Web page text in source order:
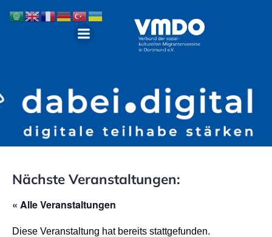
Nächste Veranstaltungen:
« Alle Veranstaltungen
Diese Veranstaltung hat bereits stattgefunden.